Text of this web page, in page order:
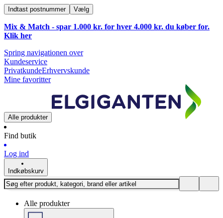
Indtast postnummer Vælg
Mix & Match - spar 1.000 kr. for hver 4.000 kr. du køber for.
Klik her
Spring navigationen over
Kundeservice
PrivatkundeErhvervskunde
Mine favoritter
Alle produkter
Find butik
Log ind
Indkøbskurv
Alle produkter